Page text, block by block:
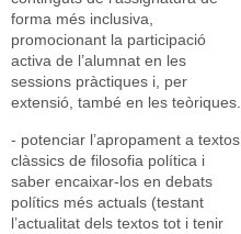
forma més inclusiva,
promocionant la participació
activa de l’alumnat en les
sessions pràctiques i, per
extensió, també en les teòriques.
- potenciar l’apropament a textos
clàssics de filosofia política i
saber encaixar-los en debats
polítics més actuals (testant
l’actualitat dels textos tot i tenir